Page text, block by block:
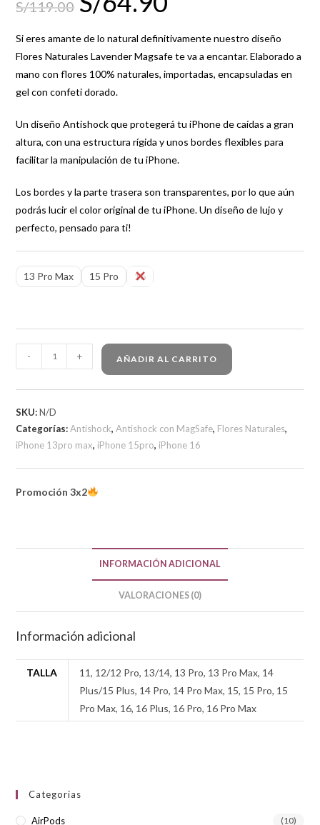
S/119.00
Si eres amante de lo natural definitivamente nuestro diseño
Flores Naturales Lavender Magsafe te va a encantar. Elaborado a
mano con flores 100% naturales, importadas, encapsuladas en
gel con confeti dorado.
Un diseño Antishock que protegerá tu iPhone de caídas a gran
altura, con una estructura rígida y unos bordes flexibles para
facilitar la manipulación de tu iPhone.
Los bordes y la parte trasera son transparentes, por lo que aún
podrás lucir el color original de tu iPhone. Un diseño de lujo y
perfecto, pensado para ti!
13 Pro Max 15 Pro 16
- + AÑADIR AL CARRITO
SKU:N/D
Categorías:Antishock,Antishock con MagSafe, Flores Naturales,
iPhone 13pro max, iPhone 15pro, iPhone 16
Promoción 3x2
INFORMACIÓN ADICIONAL
VALORACIONES (0)
Información adicional
TALLA
11, 12/12 Pro, 13/14, 13 Pro, 13 Pro Max, 14
Plus/15 Plus, 14 Pro, 14 Pro Max, 15, 15 Pro, 15
Pro Max, 16, 16 Plus, 16 Pro, 16 Pro Max
Categorias
AirPods (10)